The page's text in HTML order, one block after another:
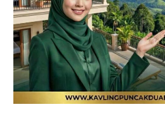
Dekat
Tol
Citeureup
–
Puncak
2